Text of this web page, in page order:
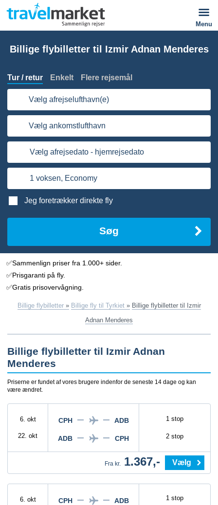
Menu
Billige flybilletter til Izmir Adnan Menderes
Tur / retur Enkelt Flere rejsemål
Vælg afrejselufthavn(e)
Vælg ankomstlufthavn
Vælg afrejsedato - hjemrejsedato
1 voksen, Economy
Søg
Jeg foretrækker direkte fly
✅Sammenlign priser fra 1.000+ sider.
✅Prisgaranti på fly.
✅Gratis prisovervågning.
Billige flybilletter » Billige fly til Tyrkiet » Billige flybilletter til Izmir
Adnan Menderes
Billige flybilletter til Izmir Adnan
Menderes
Priserne er fundet af vores brugere indenfor de seneste 14 dage og kan
være ændret.
6. okt
22. okt
CPH ADB
ADB CPH
1 stop
2 stop
Fra kr. 1.367,- Vælg
6. okt CPH ADB 1 stop